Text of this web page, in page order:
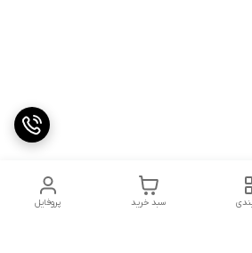
پروفایل سبد خرید